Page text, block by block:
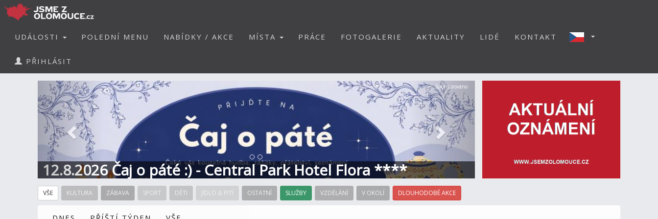
UDÁLOSTI POLEDNÍ MENU NABÍDKY / AKCE MÍSTA PRÁCE FOTOGALERIE AKTUALITY LIDÉ KONTAKT
PŘIHLÁSIT
12.8.2026 Čaj o páté :) - Central Park Hotel Flora ****
Předchozí Další
Sponzorováno
VŠE KULTURA ZÁBAVA SPORT DĚTI JÍDLO & PITÍ OSTATNÍ SLUŽBY VZDĚLÁNÍ V OKOLÍ DLOUHODOBÉ AKCE